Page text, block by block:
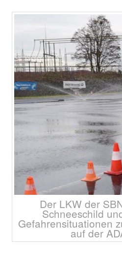
Der LKW der
Schneeschild
Gefahrensituationen
auf der